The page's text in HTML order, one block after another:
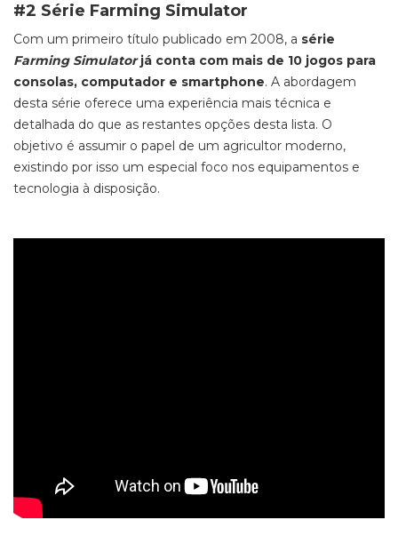
#2 Série Farming Simulator
Com um primeiro título publicado em 2008, a série
Farming Simulatorjá conta com mais de 10 jogos para
consolas, computador e smartphone. A abordagem
desta série oferece uma experiência mais técnica e
detalhada do que as restantes opções desta lista. O
objetivo é assumir o papel de um agricultor moderno,
existindo por isso um especial foco nos equipamentos e
tecnologia à disposição.